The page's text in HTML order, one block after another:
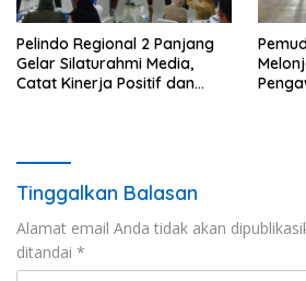
Pelindo Regional 2 Panjang
Gelar Silaturahmi Media,
Catat Kinerja Positif dan
Tinggalkan Balasan
Alamat email Anda tidak akan
ditandai *